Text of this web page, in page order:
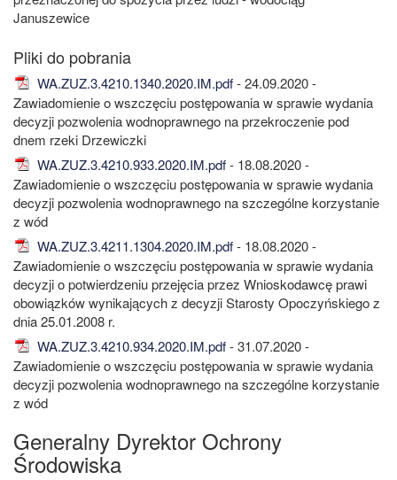
Januszewice
WA.ZUZ.3.4210.1340.2020.IM.pdf- 24.09.2020 -
Zawiadomienie o wszczęciu postępowania w sprawie wydania
decyzji pozwolenia wodnoprawnego na przekroczenie pod
dnem rzeki Drzewiczki
WA.ZUZ.3.4210.933.2020.IM.pdf- 18.08.2020 -
Zawiadomienie o wszczęciu postępowania w sprawie wydania
decyzji pozwolenia wodnoprawnego na szczególne korzystanie
z wód
WA.ZUZ.3.4211.1304.2020.IM.pdf- 18.08.2020 -
Zawiadomienie o wszczęciu postępowania w sprawie wydania
decyzji o potwierdzeniu przejęcia przez Wnioskodawcę prawi
obowiązków wynikających z decyzji Starosty Opoczyńskiego z
dnia 25.01.2008 r.
WA.ZUZ.3.4210.934.2020.IM.pdf- 31.07.2020 -
Zawiadomienie o wszczęciu postępowania w sprawie wydania
decyzji pozwolenia wodnoprawnego na szczególne korzystanie
z wód
Generalny Dyrektor Ochrony
Środowiska